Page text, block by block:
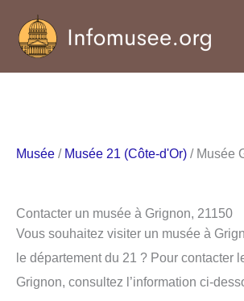
contenu
Musée / Musée 21 (Côte-d'Or) / Musée
Contacter un musée à Grignon, 21150
Vous souhaitez visiter un musée à
le département du 21 ? Pour contacter
Grignon, consultez l’information ci-